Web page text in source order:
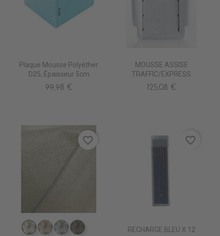
Plaque Mousse Polyéther
D25, Épaisseur 5cm
99,98 €
MOUSSE ASSISE
TRAFFIC/EXPRESS
125,08 €
TA1800 IVOIRE
TA1801 BEIGE
TA1802 LINEN
TA1803 FLETCHER
favorite_border
RECHARGE BLEU X 12
favorite_border